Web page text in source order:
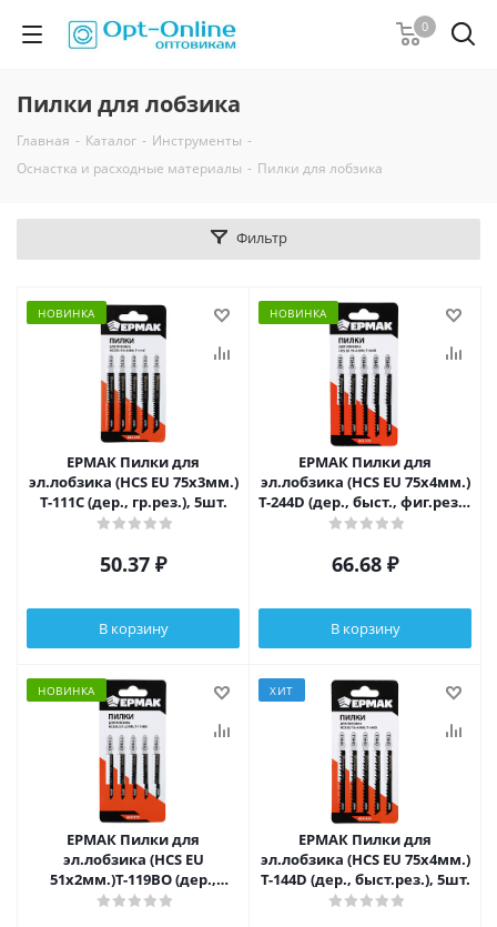
0
Пилки для лобзика
Главная - Каталог - Инструменты -
Оснастка и расходные материалы - Пилки для лобзика
Фильтр
НОВИНКА
ЕРМАК Пилки для
эл.лобзика (HCS EU 75х3мм.)
T-111C (дер., гр.рез.), 5шт.
50.37 ₽
В корзину
НОВИНКА
ЕРМАК Пилки для
эл.лобзика (HCS EU 75х4мм.)
T-244D (дер., быст., фиг.рез.),
5шт.
66.68 ₽
В корзину
НОВИНКА
ЕРМАК Пилки для
эл.лобзика (HCS EU
51х2мм.)T-119ВО (дер.,
фиг.рез.), 5шт.
ХИТ
ЕРМАК Пилки для
эл.лобзика (HCS EU 75х4мм.)
T-144D (дер., быст.рез.), 5шт.